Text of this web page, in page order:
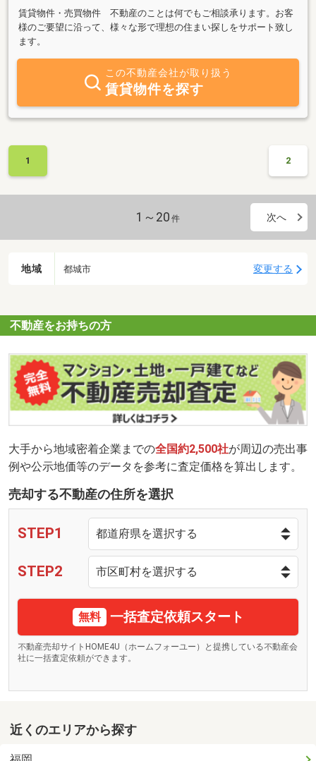
賃貸物件・売買物件 不動産のことは何でもご相談承ります。お客
様のご要望に沿って、様々な形で理想の住まい探しをサポート致し
ます。
この不動産会社が取り扱う
賃貸物件を探す
1 2
1～20 件 次へ
地域 都城市 変更する
不動産をお持ちの方
大手から地域密着企業までの全国約2,500社が周辺の売出事
例や公示地価等のデータを参考に査定価格を算出します。
売却する不動産の住所を選択
STEP1
STEP2
無料 一括査定依頼スタート
不動産売却サイトHOME4U（ホームフォーユー）と提携している不動産会
社に一括査定依頼ができます。
近くのエリアから探す